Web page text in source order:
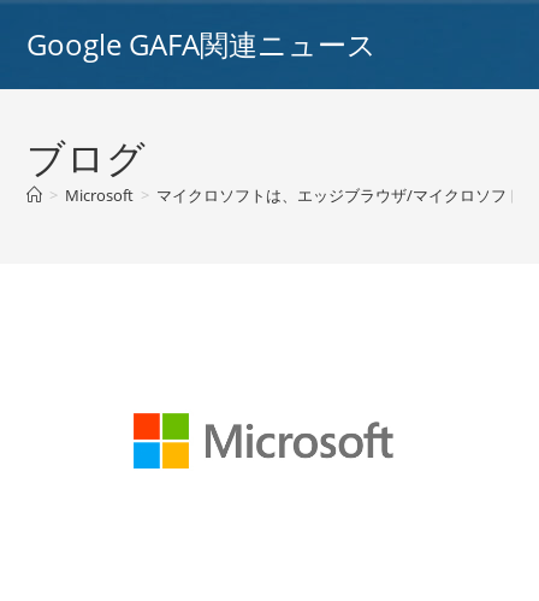
Google GAFA関連ニュース
ブログ
> Microsoft > マイクロソフトは、エッジブラウザ/マイクロソフト